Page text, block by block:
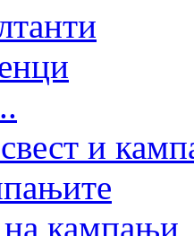
и
кампањи